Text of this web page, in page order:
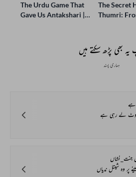
The Urdu Game That
Gave Us Antakshari |
The Secret
Thumri:
بھی پڑھ سکتے ہیں
ہماری پسند
ہے
لے رہی ہے
جنت_نشاں
پر وہ شیتل ندیاں